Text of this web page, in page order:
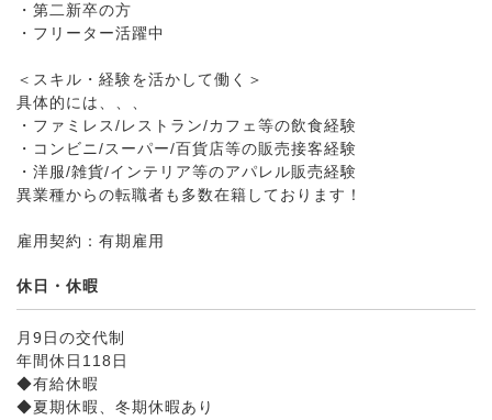
・第二新卒の方
・フリーター活躍中
＜スキル・経験を活かして働く＞
具体的には、、、
・ファミレス/レストラン/カフェ等の飲食経験
・コンビニ/スーパー/百貨店等の販売接客経験
・洋服/雑貨/インテリア等のアパレル販売経験
異業種からの転職者も多数在籍しております！
雇用契約：有期雇用
休日・休暇
月9日の交代制
年間休日118日
◆有給休暇
◆夏期休暇、冬期休暇あり